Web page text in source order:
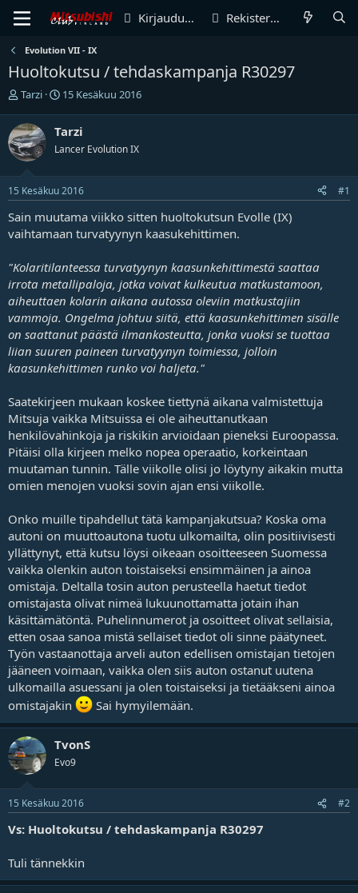
Kirjaudu sisään Rekisteröidy
Evolution VII - IX
Huoltokutsu / tehdaskampanja R30297
V
e
s
t
i
k
e
j
u
a
l
o
t
t
a
j
Tarzi
A
i
t
p
i
v
m
ä
r
ä
15 Kesäkuu 2016
Tarzi
Lancer Evolution IX
15 Kesäkuu 2016 #1
Sain muutama viikko sitten huoltokutsun Evolle (IX)
vaihtamaan turvatyynyn kaasukehittimen.
"Kolaritilanteessa turvatyynyn kaasunkehittimestä saattaa
irrota metallipaloja, jotka voivat kulkeutua matkustamoon,
aiheuttaen kolarin aikana autossa oleviin matkustajiin
vammoja. Ongelma johtuu siitä, että kaasunkehittimen sisälle
on saattanut päästä ilmankosteutta, jonka vuoksi se tuottaa
liian suuren paineen turvatyynyn toimiessa, jolloin
kaasunkehittimen runko voi haljeta."
Saatekirjeen mukaan koskee tiettynä aikana valmistettuja
Mitsuja vaikka Mitsuissa ei ole aiheuttanutkaan
henkilövahinkoja ja riskikin arvioidaan pieneksi Euroopassa.
Pitäisi olla kirjeen melko nopea operaatio, korkeintaan
muutaman tunnin. Tälle viikolle olisi jo löytyny aikakin mutta
omien menojen vuoksi sovin ajan ensi viikolle.
Onko muille tipahdellut tätä kampanjakutsua? Koska oma
autoni on muuttoautona tuotu ulkomailta, olin positiivisesti
yllättynyt, että kutsu löysi oikeaan osoitteeseen Suomessa
vaikka olenkin auton toistaiseksi ensimmäinen ja ainoa
omistaja. Deltalla tosin auton perusteella haetut tiedot
omistajasta olivat nimeä lukuunottamatta jotain ihan
käsittämätöntä. Puhelinnumerot ja osoitteet olivat sellaisia,
etten osaa sanoa mistä sellaiset tiedot oli sinne päätyneet.
Työn vastaanottaja arveli auton edellisen omistajan tietojen
jääneen voimaan, vaikka olen siis auton ostanut uutena
ulkomailla asuessani ja olen toistaiseksi ja tietääkseni ainoa
omistajakin
Sai hymyilemään.
TvonS
Evo9
15 Kesäkuu 2016 #2
Vs: Huoltokutsu / tehdaskampanja R30297
Tuli tännekkin